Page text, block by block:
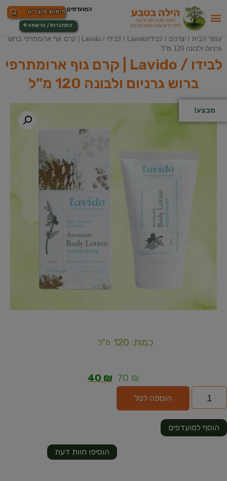
התחברות / הרשמה
עמוד הבית / יצרנים / לבידו/Lavido
/ לבידו / Lavido | קרם גוף ארומתרפי ברוש
גרניום ולבונה 120 מ”ל
לבידו / Lavido | קרם גוף ארומתרפי
ברוש גרניום ולבונה 120 מ”ל
מבצע!
כמות: 120 מ"ל
70 ₪
40 ₪
הוספה לסל
הוסיפו חוות דעת
הוסף למועדפים